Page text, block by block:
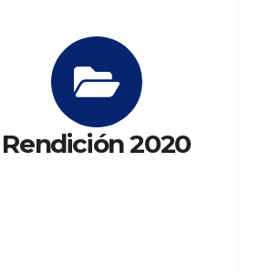
Rendición 2020